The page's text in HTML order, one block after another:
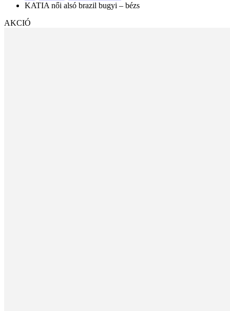
KATIA női alsó brazil bugyi – bézs
AKCIÓ